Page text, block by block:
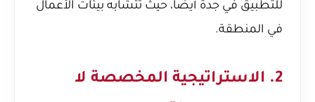
للتطبيق في جدة أيضاً، حيث تتشابه بيئات الأعمال
في المنطقة.
2. الاستراتيجية المخصصة لا